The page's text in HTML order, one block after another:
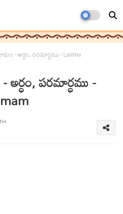
- అర్ధం, పరమార్ధము - Lalitha
పరమార్ధము -